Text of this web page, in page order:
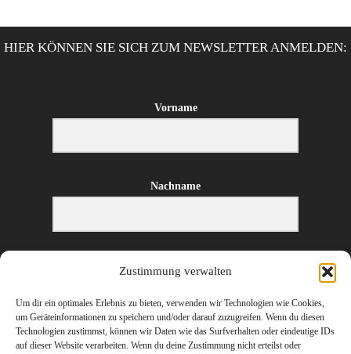
Zustimmung verwalten
Um dir ein optimales Erlebnis zu bieten, verwenden wir Technologien wie Cookies,
um Geräteinformationen zu speichern und/oder darauf zuzugreifen. Wenn du diesen
Technologien zustimmst, können wir Daten wie das Surfverhalten oder eindeutige IDs
auf dieser Website verarbeiten. Wenn du deine Zustimmung nicht erteilst oder
HIER KÖNNEN SIE SICH ZUM NEWSLETTER ANMELDEN:
Vorname
Nachname
E-Mail-Adresse
ANMELDEN